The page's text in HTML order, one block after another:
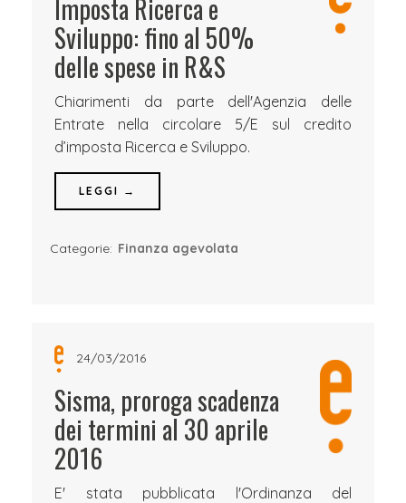
Imposta Ricerca e
Sviluppo: fino al 50%
delle spese in R&S
Chiarimenti da parte dell'Agenzia delle
Entrate nella circolare 5/E sul credito
d’imposta Ricerca e Sviluppo.
LEGGI →
Categorie: Finanza agevolata
24/03/2016
Sisma, proroga scadenza
dei termini al 30 aprile
2016
E' stata pubblicata l'Ordinanza del